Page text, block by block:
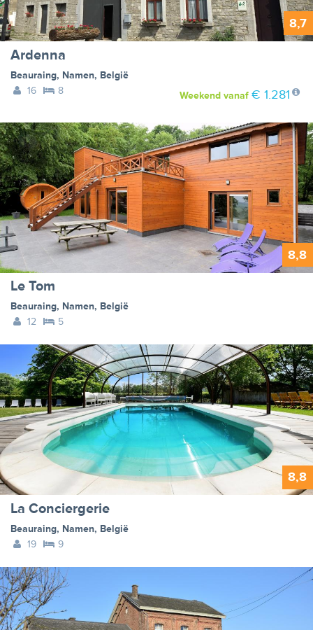
8,7
Ardenna
Beauraing, Namen, België
16
8 Weekendvanaf € 1.281
8,8
Le Tom
Beauraing, Namen, België
12
5
8,8
La Conciergerie
Beauraing, Namen, België
19
9